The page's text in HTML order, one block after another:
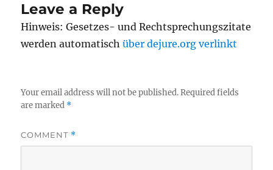
Leave a Reply
Hinweis: Gesetzes- und Rechtsprechungszitate
werden automatischüber dejure.org verlinkt
Your email address will not be published. Required fields
are marked *
COMMENT *